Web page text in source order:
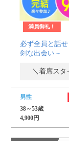
運営会社launch
公式
おす
満員御礼！
必ず全員と話
剣な出会い～
男性
38～53歳
4,900円